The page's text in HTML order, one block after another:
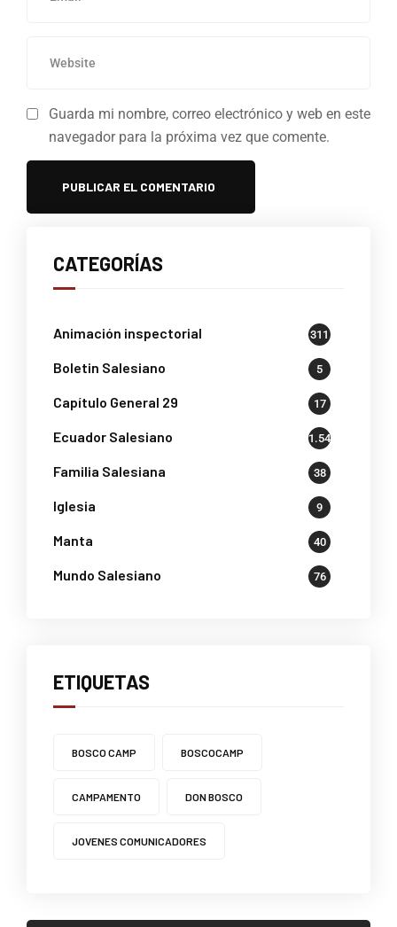
Guarda mi nombre, correo electrónico y web en este
navegador para la próxima vez que comente.
CATEGORÍAS
Animación inspectorial 311
Boletin Salesiano 5
Capítulo General 29 17
Ecuador Salesiano 1.541
Familia Salesiana 38
Iglesia 9
Manta 40
Mundo Salesiano 76
ETIQUETAS
BOSCO CAMP BOSCOCAMP
CAMPAMENTO DON BOSCO
JOVENES COMUNICADORES